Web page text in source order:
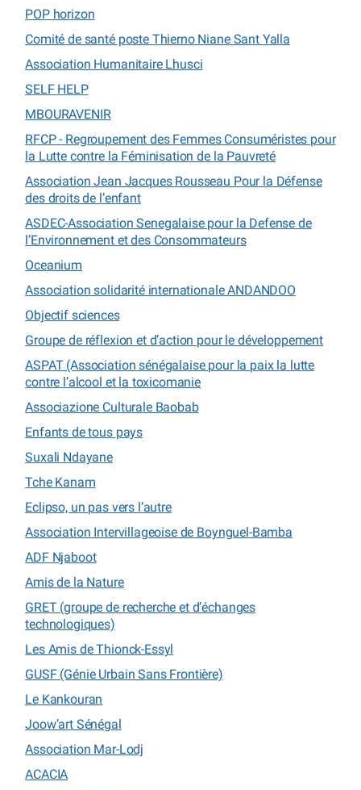
POP horizon
Comité de santé poste Thierno Niane Sant Yalla
Association Humanitaire Lhusci
SELF HELP
MBOURAVENIR
RFCP - Regroupement des Femmes Consuméristes pour
la Lutte contre la Féminisation de la Pauvreté
Association Jean Jacques Rousseau Pour la Défense
des droits de l’enfant
ASDEC-Association Senegalaise pour la Defense de
l’Environnement et des Consommateurs
Oceanium
Association solidarité internationale ANDANDOO
Objectif sciences
Groupe de réflexion et d’action pour le développement
ASPAT (Association sénégalaise pour la paix la lutte
contre l’alcool et la toxicomanie
Associazione Culturale Baobab
Enfants de tous pays
Suxali Ndayane
Tche Kanam
Eclipso, un pas vers l’autre
Association Intervillageoise de Boynguel-Bamba
ADF Njaboot
Amis de la Nature
GRET (groupe de recherche et d’échanges
technologiques)
Les Amis de Thionck-Essyl
GUSF (Génie Urbain Sans Frontière)
Le Kankouran
Joow’art Sénégal
Association Mar-Lodj
ACACIA